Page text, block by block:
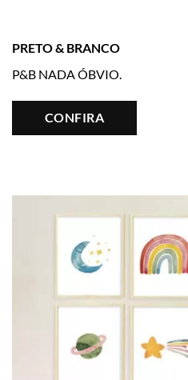
PRETO & BRANCO
P&B NADA ÓBVIO.
CONFIRA